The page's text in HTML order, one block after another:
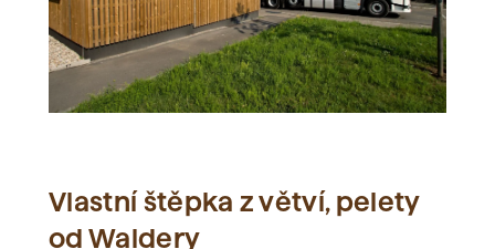
Vlastní štěpka z větví, pelety
od Waldery